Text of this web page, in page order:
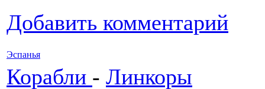
Добавить комментарий
Эспанья
Корабли - Линкоры